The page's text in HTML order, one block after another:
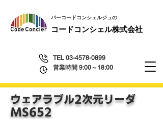
TEL 03-4578-0899
営業時間 9:00～18:00
​コードコンシェル株式会社
​バーコードコンシェルジュの
ウェアラブル2次元リーダ
​MS652